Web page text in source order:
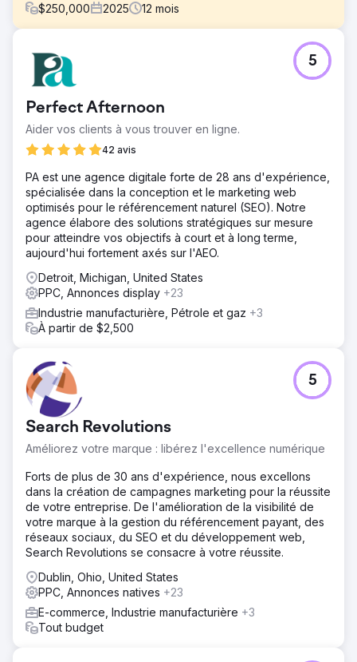
$250,000 2025 12 mois
Marquee Dental Partners connaissait une croissance
rapide, mais son infrastructure de marketing numérique
Sites web, comptes publicitaires, annuaires et suivi étaient
déconnectés, sans source unique de données fiables.
L'ouverture de nouveaux cabinets prenait des mois.
L'agence précédente privilégiait des indicateurs
superficiels, tandis que les coûts augmentaient et que le
nombre de patients stagnait. De simples mises à jour
prenaient des semaines. La direction n'avait aucune
visibilité sur l'utilisation du budget ni sur les facteurs de
croissance.
Solution
En 14 jours, DeltaV a lancé 55 nouveaux sites web répartis
sur 75 sites, sans aucune interruption de service ni perte
de référencement local. Nous avons centralisé tous les
actifs numériques sur une plateforme unique, puis
repensé les campagnes payantes en attribuant les
avons mis en place un système avancé de planification et
de suivi pour lier directement les dépenses publicitaires
aux patients ayant pris rendez-vous. Un processus
standardisé a été créé afin que les lancements de
nouveaux sites soient opérationnels dès le premier jour.
Résultat
%, tandis que le volume de conversions a doublé. 55
sites web ont été lancés en 14 jours sur 75 sites, sans
aucune interruption de service. La pleine propriété des
actifs numériques a été rétablie pour la première fois. Le
délai d'ouverture de nouveaux sites est passé de
plusieurs mois à quelques jours grâce à un processus
standardisé et reproductible. Chaque site bénéficie
désormais d'une visibilité claire sur ses performances
grâce à un tableau de bord unique reliant les dépenses
marketing à l'acquisition de patients.
Perfect Afternoon
Aider vos clients à vous trouver en ligne.
42 avis
5
PA est une agence digitale forte de 28 ans d'expérience,
spécialisée dans la conception et le marketing web
optimisés pour le référencement naturel (SEO). Notre
agence élabore des solutions stratégiques sur mesure
pour atteindre vos objectifs à court et à long terme,
aujourd'hui fortement axés sur l'AEO.
Detroit, Michigan, United States
PPC, Annonces display +23
Industrie manufacturière, Pétrole et gaz +3
À partir de $2,500
Search Revolutions
Améliorez votre marque : libérez l'excellence numérique
5
Forts de plus de 30 ans d'expérience, nous excellons
dans la création de campagnes marketing pour la réussite
de votre entreprise. De l'amélioration de la visibilité de
votre marque à la gestion du référencement payant, des
réseaux sociaux, du SEO et du développement web,
Search Revolutions se consacre à votre réussite.
Dublin, Ohio, United States
PPC, Annonces natives +23
E-commerce, Industrie manufacturière +3
Tout budget